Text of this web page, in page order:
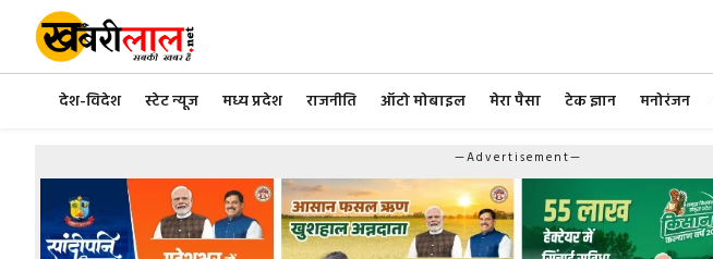
content
देश-विदेश स्टेट न्यूज मध्य प्रदेश राजनीति ऑटो मोबाइल मेरा पैसा टेक ज्ञान मनोरंजन
—Advertisement—